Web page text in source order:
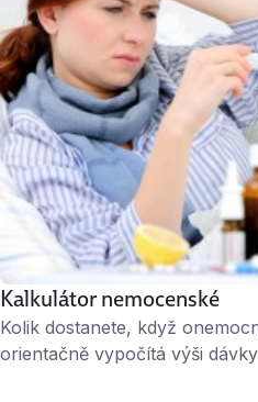
Kalkulátor nemocenské
Kolik dostanete, když
orientačně vypočítá výši